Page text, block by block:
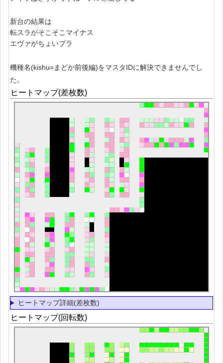
新台の結果は
転スラがそこそこマイナス
エヴァがちょいプラ
機種名(kishu=まどか前後編)をマスタIDに解決できませんでし
た。
ヒートマップ(差枚数)
ヒートマップ詳細(差枚数)
ヒートマップ(回転数)